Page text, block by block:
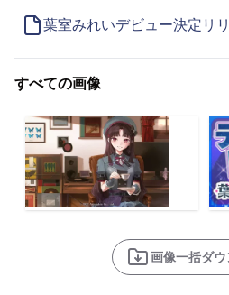
葉室みれいデビュー決定リ
すべての画像
画像一括ダウ